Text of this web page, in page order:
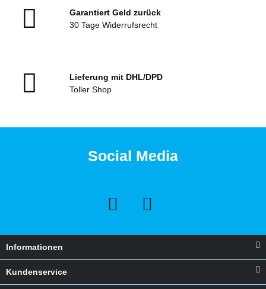
Garantiert Geld zurück
30 Tage Widerrufsrecht
Lieferung mit DHL/DPD
Toller Shop
Social Media
Informationen
Kundenservice